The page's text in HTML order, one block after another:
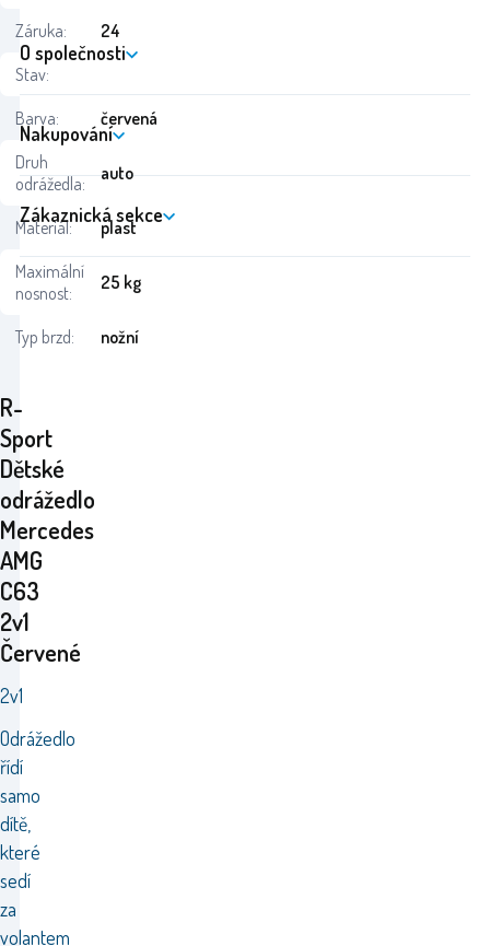
R-
Sport
Dětské
odrážedlo
Mercedes
AMG
C63
2v1
Červené
2v1
Odrážedlo
řídí
samo
dítě,
které
sedí
za
volantem
Záruka:
24
Stav:
Barva:
červená
Druh
odrážedla:
auto
Materiál:
plast
Maximální
nosnost:
25 kg
Typ brzd: nožní
O společnosti
Nakupování
Zákaznická sekce